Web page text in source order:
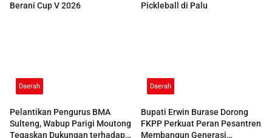
Berani Cup V 2026
Pickleball di Palu
Daerah
Pelantikan Pengurus BMA
Sulteng, Wabup Parigi Moutong
Tegaskan Dukungan terhadap
Daerah
Bupati Erwin Burase Dorong
FKPP Perkuat Peran Pesantren
Membangun Generasi